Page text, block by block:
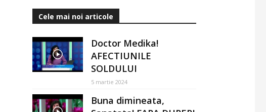
Cele mai noi articole
Doctor Medika!
AFECTIUNILE
SOLDULUI
5 martie 2024
Buna dimineata,